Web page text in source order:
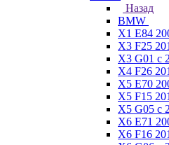
Назад
BMW
X1 E84
X3 F25
X3 G01 с
X4 F26
X5 E70
X5 F15
X5 G05 с
X6 E71
X6 F16